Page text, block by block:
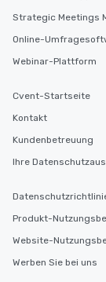
Strategic Meetings
Online-
Webinar-Plattform
Cvent-Startseite
Kontakt
Kundenbetreuung
Ihre
Produkt-
Website-
Werben Sie bei uns